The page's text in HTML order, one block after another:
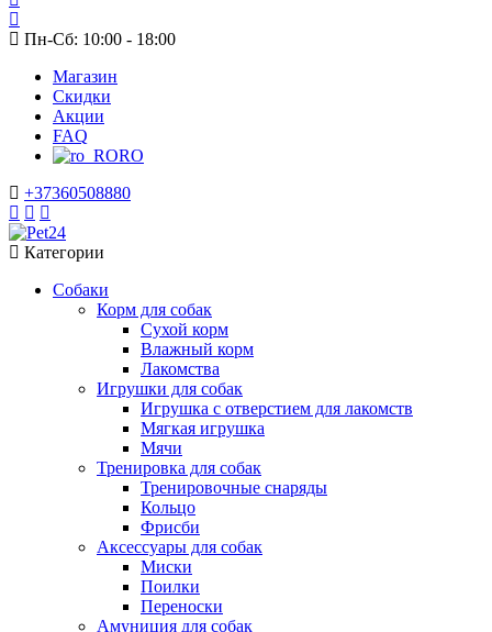
Пн-Сб: 10:00 - 18:00
Магазин
Скидки
Акции
FAQ
RO
+37360508880
Категории
Собаки
Корм для собак
Сухой корм
Влажный корм
Лакомства
Игрушки для собак
Игрушка с отверстием для лакомств
Мягкая игрушка
Мячи
Тренировка для собак
Тренировочные снаряды
Кольцо
Фрисби
Аксессуары для собак
Миски
Поилки
Переноски
Амуниция для собак